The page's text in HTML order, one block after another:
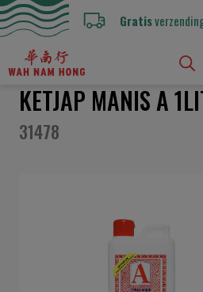
Gratis
KETJAP MANIS A
31478